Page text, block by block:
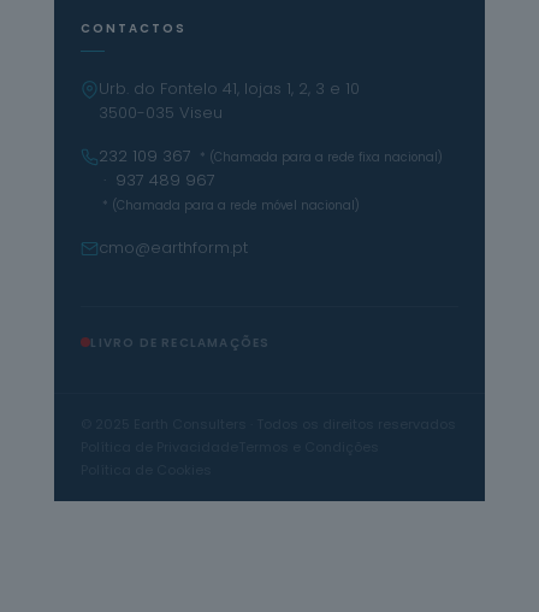
CONTACTOS
Urb. do Fontelo 41, lojas 1, 2, 3 e 10
3500-035 Viseu
232 109 367
* (Chamada para a rede fixa nacional)
· 937 489 967
* (Chamada para a rede móvel nacional)
cmo@earthform.pt
LIVRO DE RECLAMAÇÕES